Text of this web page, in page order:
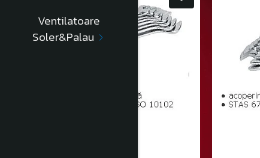
Ventilatoare
Soler&Palau